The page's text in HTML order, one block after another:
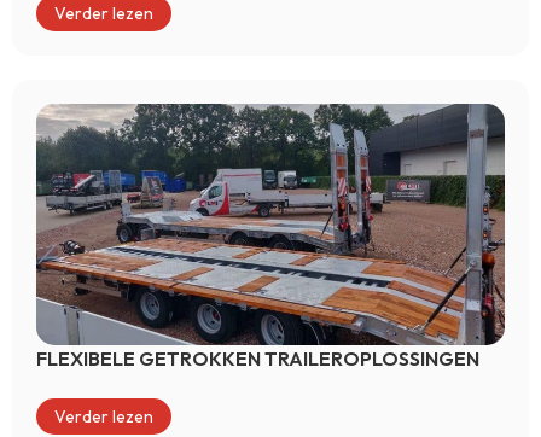
Verder lezen
FLEXIBELE GETROKKEN TRAILEROPLOSSINGEN
Verder lezen